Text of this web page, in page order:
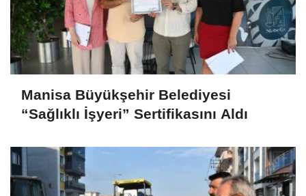
Manisa Büyükşehir Belediyesi
“Sağlıklı İşyeri” Sertifikasını Aldı